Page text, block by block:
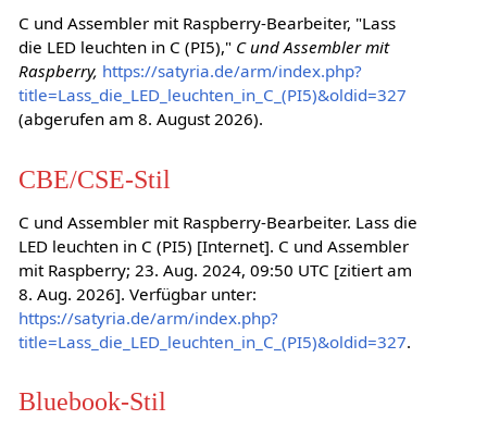
C und Assembler mit Raspberry-Bearbeiter, "Lass
die LED leuchten in C (PI5)," C und Assembler mit
Raspberry, https://satyria.de/arm/index.php?
title=Lass_die_LED_leuchten_in_C_(PI5)&oldid=327
(abgerufen am 8. August 2026).
CBE/CSE-Stil
C und Assembler mit Raspberry-Bearbeiter. Lass die
LED leuchten in C (PI5) [Internet]. C und Assembler
mit Raspberry; 23. Aug. 2024, 09:50 UTC [zitiert am
8. Aug. 2026]. Verfügbar unter:
https://satyria.de/arm/index.php?
title=Lass_die_LED_leuchten_in_C_(PI5)&oldid=327.
Bluebook-Stil